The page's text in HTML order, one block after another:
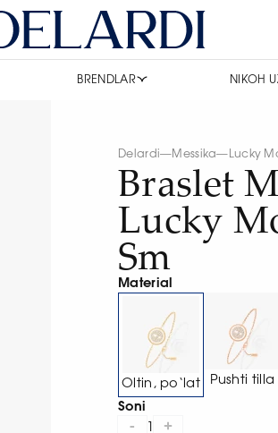
BRENDLAR NIKOH
Delardi—Messika— Lucky
Braslet
Lucky
Sm
Material
Oltin, po‘lat
Pushti tilla
Soni
- +